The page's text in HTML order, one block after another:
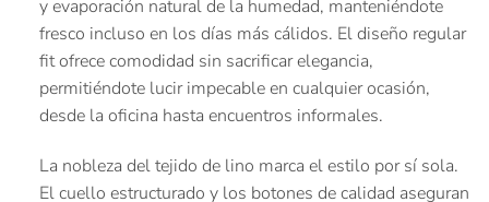
y evaporación natural de la humedad, manteniéndote
fresco incluso en los días más cálidos. El diseño regular
fit ofrece comodidad sin sacrificar elegancia,
permitiéndote lucir impecable en cualquier ocasión,
desde la oficina hasta encuentros informales.
La nobleza del tejido de lino marca el estilo por sí sola.
El cuello estructurado y los botones de calidad aseguran